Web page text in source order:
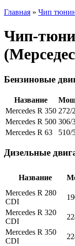
Главная » Чип
Чип-
Бензиновые
Название
Mercedes R 350 272/
Mercedes R 500 306/
Mercedes R 63
510/
Дизельные
Название
Mercedes R 280
CDI
Mercedes R 320
CDI
Mercedes R 350
CDI